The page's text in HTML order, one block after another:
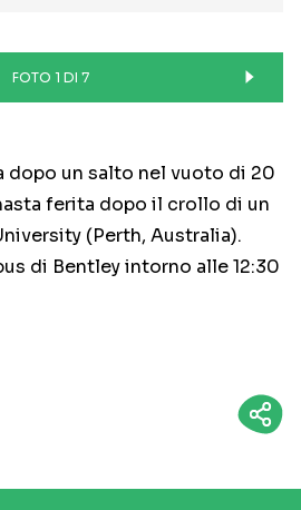
FOTO 1 DI 7
dopo un salto nel vuoto di 20
ferita dopo il crollo di un
(Perth, Australia).
di Bentley intorno alle 12:30